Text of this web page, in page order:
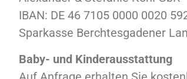
IBAN: DE 46 7105 0000 0020
Sparkasse Berchtesgadener
Baby- und Kinderausstattung